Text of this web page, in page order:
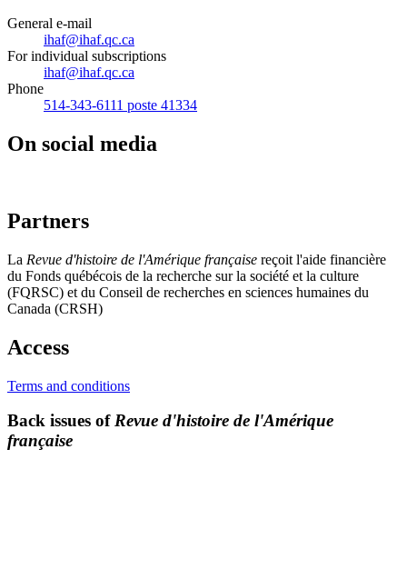
General e-mail
ihaf@ihaf.qc.ca
For individual subscriptions
ihaf@ihaf.qc.ca
Phone
514-343-6111 poste 41334
On social media
Partners
La Revue d'histoire de l'Amérique française reçoit l'aide financière
du Fonds québécois de la recherche sur la société et la culture
(FQRSC) et du Conseil de recherches en sciences humaines du
Canada (CRSH)
Access
Terms and conditions
Back issues ofRevue d'histoire de l'Amérique
française